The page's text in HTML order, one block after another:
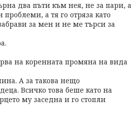
два пъти към нея, не за пари, а
а тя го отряза като
за мен и не ме търси за
на коренната промяна на вида
А за такова нещо
Всичко това беше като на
му заседна и го стопли